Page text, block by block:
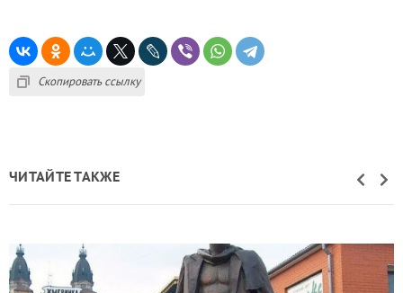
Скопировать ссылку
ЧИТАЙТЕ ТАКЖЕ